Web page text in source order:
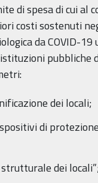
di spesa di cui al
costi sostenuti
da COVID-
pubbliche
dei locali;
di
dei